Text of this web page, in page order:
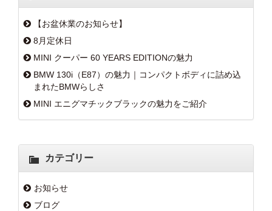
【お盆休業のお知らせ】
8月定休日
MINI クーパー 60 YEARS EDITIONの魅力
BMW 130i（E87）の魅力｜コンパクトボディに詰め込
まれたBMWらしさ
MINI エニグマチックブラックの魅力をご紹介
カテゴリー
お知らせ
ブログ